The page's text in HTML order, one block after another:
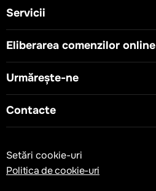
Servicii
Eliberarea comenzilor online
Urmărește-ne
Contacte
Setări cookie-uri
Politica de cookie-uri